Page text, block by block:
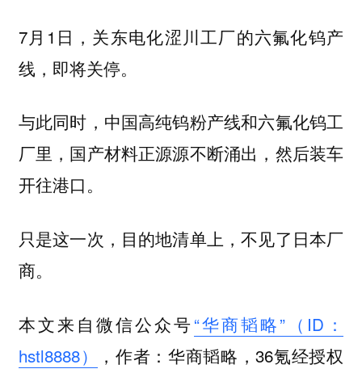
7月1日，关东电化涩川工厂的六氟化钨产
线，即将关停。
与此同时，中国高纯钨粉产线和六氟化钨工
厂里，国产材料正源源不断涌出，然后装车
开往港口。
只是这一次，目的地清单上，不见了日本厂
商。
本文来自微信公众号“华商韬略”（ID：
hstl8888）
，作者：华商韬略，36氪经授权